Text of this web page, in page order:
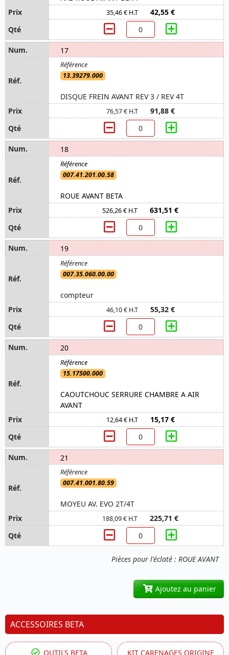
Pièces pour l'éclaté : ROUE AVANT
35,46 € H.T 42,55 €
17
13.39279.000
DISQUE FREIN AVANT REV 3 / REV 4T
76,57 € H.T 91,88 €
18
007.41.201.00.58
ROUE AVANT BETA
526,26 € H.T 631,51 €
19
007.35.060.00.00
compteur
46,10 € H.T 55,32 €
20
15.17500.000
CAOUTCHOUC SERRURE CHAMBRE A AIR
AVANT
12,64 € H.T 15,17 €
21
007.41.001.80.59
MOYEU AV. EVO 2T/4T
188,09 € H.T 225,71 €
Ajoutez au panier
ACCESSOIRES BETA
OUTILS BETA
KIT CARENAGES ORIGINE